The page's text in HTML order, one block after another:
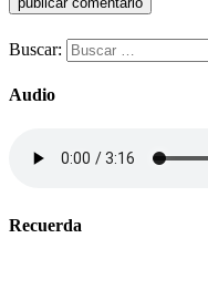
Buscar:
Audio
Recuerda